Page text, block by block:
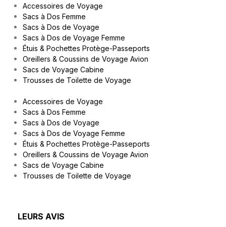
Accessoires de Voyage
Sacs à Dos Femme
Sacs à Dos de Voyage
Sacs à Dos de Voyage Femme
Étuis & Pochettes Protège-Passeports
Oreillers & Coussins de Voyage Avion
Sacs de Voyage Cabine
Trousses de Toilette de Voyage
Accessoires de Voyage
Sacs à Dos Femme
Sacs à Dos de Voyage
Sacs à Dos de Voyage Femme
Étuis & Pochettes Protège-Passeports
Oreillers & Coussins de Voyage Avion
Sacs de Voyage Cabine
Trousses de Toilette de Voyage
LEURS AVIS